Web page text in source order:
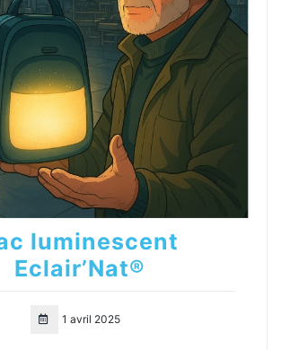
luminescent
Eclair’Nat®
1 avril 2025